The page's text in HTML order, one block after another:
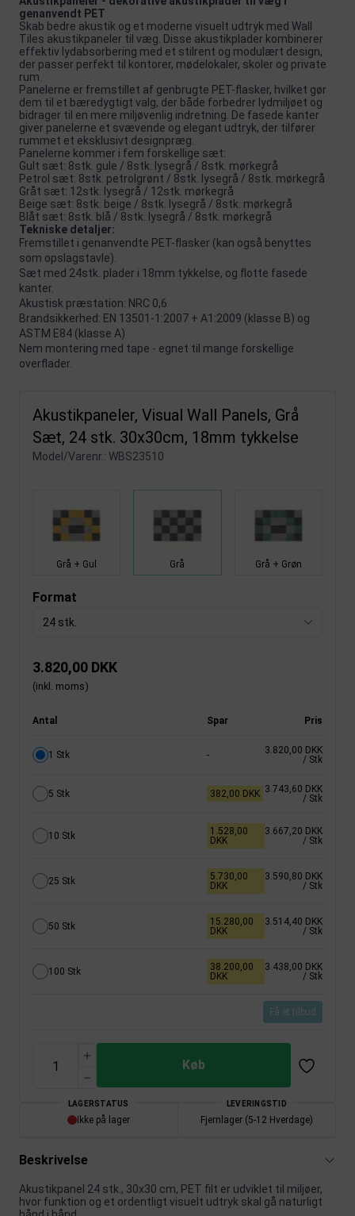
genanvendt PET
Skab bedre akustik og et moderne visuelt udtryk med Wall
Tiles akustikpaneler til væg. Disse akustikplader kombinerer
effektiv lydabsorbering med et stilrent og modulært design,
der passer perfekt til kontorer, mødelokaler, skoler og private
rum.
Panelerne er fremstillet af genbrugte PET-flasker, hvilket gør
dem til et bæredygtigt valg, der både forbedrer lydmiljøet og
bidrager til en mere miljøvenlig indretning. De fasede kanter
giver panelerne et svævende og elegant udtryk, der tilfører
rummet et eksklusivt designpræg.
Panelerne kommer i fem forskellige sæt:
Gult sæt: 8stk. gule / 8stk. lysegrå / 8stk. mørkegrå
Petrol sæt: 8stk. petrolgrønt / 8stk. lysegrå / 8stk. mørkegrå
Gråt sæt: 12stk. lysegrå / 12stk. mørkegrå
Beige sæt: 8stk. beige / 8stk. lysegrå / 8stk. mørkegrå
Blåt sæt: 8stk. blå / 8stk. lysegrå / 8stk. mørkegrå
Tekniske detaljer:
Fremstillet i genanvendte PET-flasker (kan også benyttes
som opslagstavle).
Sæt med 24stk. plader i 18mm tykkelse, og flotte fasede
kanter.
Akustisk præstation: NRC 0,6
Brandsikkerhed: EN 13501-1:2007 + A1:2009 (klasse B) og
ASTM E84 (klasse A)
Nem montering med tape - egnet til mange forskellige
overflader.
Akustikpaneler, Visual Wall Panels, Grå
Sæt, 24 stk. 30x30cm, 18mm tykkelse
Model/Varenr.: WBS23510
Grå + Gul Grå Grå + Grøn
Format
24 stk.
3.820,00 DKK
(inkl. moms)
Antal Spar Pris
1 Stk -
3.820,00 DKK
/ Stk
5 Stk 382,00 DKK 3.743,60 DKK
/ Stk
10 Stk
1.528,00
DKK
3.667,20 DKK
/ Stk
25 Stk
5.730,00
DKK
3.590,80 DKK
/ Stk
50 Stk
15.280,00
DKK
3.514,40 DKK
/ Stk
100 Stk
38.200,00
DKK
3.438,00 DKK
/ Stk
Få et tilbud
Køb
LAGERSTATUS
Ikke på lager
LEVERINGSTID
Fjernlager (5-12 Hverdage)
Beskrivelse
Akustikpanel 24 stk., 30x30 cm, PET filt er udviklet til miljøer,
hvor funktion og et ordentligt visuelt udtryk skal gå naturligt